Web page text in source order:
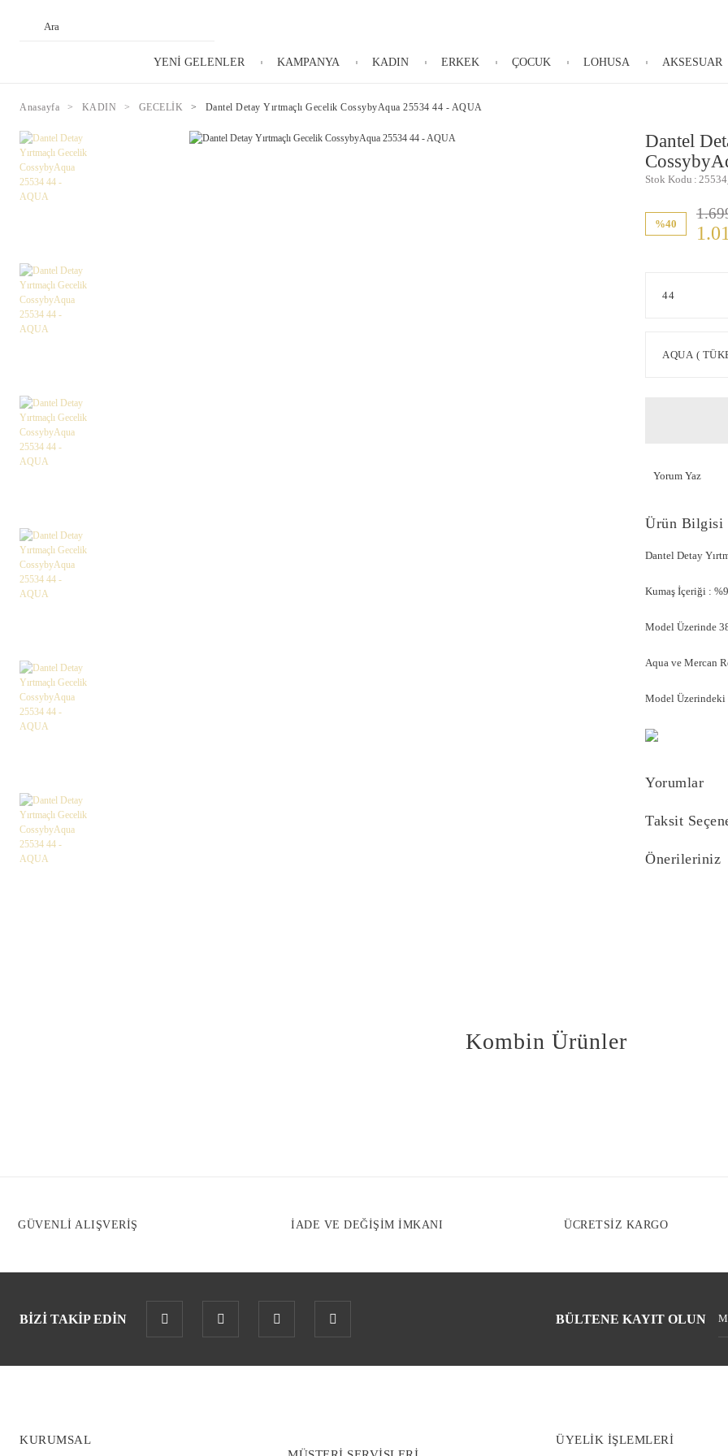
YENİ GELENLER KAMPANYA KADIN ERKEK ÇOCUK LOHUSA AKSESUAR
Anasayfa KADIN GECELİK Dantel Detay Yırtmaçlı Gecelik CossybyAqua 25534 44 - AQUA
Dantel
Stok Kodu
%40
Yorum Yaz
Ürün Bilgisi
Dantel Detay
Kumaş İçeriği :
Model Üzerinde
Aqua ve Mercan
Model Üzerindeki
Yorumlar
Taksit
Önerileriniz
Kombin Ürünler
GÜVENLİ ALIŞVERİŞ İADE VE DEĞİŞİM İMKANI ÜCRETSİZ KARGO
BİZİ TAKİP EDİN BÜLTENE KAYIT OLUN
KURUMSAL
ÜYELİK İŞLEMLERİ